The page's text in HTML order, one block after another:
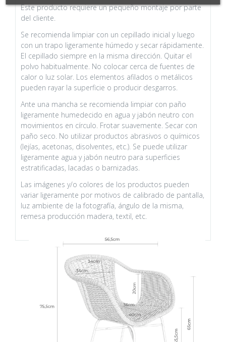
Este producto requiere un pequeño montaje por parte
del cliente.
Se recomienda limpiar con un cepillado inicial y luego
con un trapo ligeramente húmedo y secar rápidamente.
El cepillado siempre en la misma dirección. Quitar el
polvo habitualmente. No colocar cerca de fuentes de
calor o luz solar. Los elementos afilados o metálicos
pueden rayar la superficie o producir desgarros.
Ante una mancha se recomienda limpiar con paño
ligeramente humedecido en agua y jabón neutro con
movimientos en círculo. Frotar suavemente. Secar con
paño seco. No utilizar productos abrasivos o químicos
(lejías, acetonas, disolventes, etc.). Se puede utilizar
ligeramente agua y jabón neutro para superficies
estratificadas, lacadas o barnizadas.
Las imágenes y/o colores de los productos pueden
variar ligeramente por motivos de calibrado de pantalla,
luz ambiente de la fotografía, ángulo de la misma,
remesa producción madera, textil, etc.